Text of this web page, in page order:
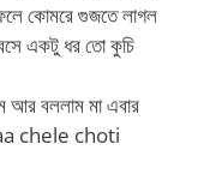
কোমরে গুজতে লাগল
একটু ধর তো কুচি
আর বললাম মা এবার
chele choti